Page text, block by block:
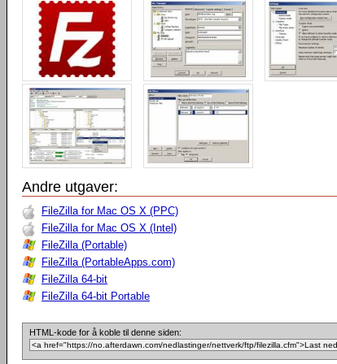
Andre utgaver:
FileZilla for Mac OS X (PPC)
FileZilla for Mac OS X (Intel)
FileZilla (Portable)
FileZilla (PortableApps.com)
FileZilla 64-bit
FileZilla 64-bit Portable
HTML-kode for å koble til denne siden: